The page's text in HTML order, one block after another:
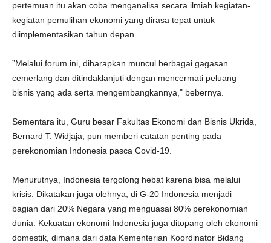
pertemuan itu akan coba menganalisa secara ilmiah kegiatan-
kegiatan pemulihan ekonomi yang dirasa tepat untuk
diimplementasikan tahun depan.
”Melalui forum ini, diharapkan muncul berbagai gagasan
cemerlang dan ditindaklanjuti dengan mencermati peluang
bisnis yang ada serta mengembangkannya," bebernya.
Sementara itu, Guru besar Fakultas Ekonomi dan Bisnis Ukrida,
Bernard T. Widjaja, pun memberi catatan penting pada
perekonomian Indonesia pasca Covid-19.
Menurutnya, Indonesia tergolong hebat karena bisa melalui
krisis. Dikatakan juga olehnya, di G-20 Indonesia menjadi
bagian dari 20% Negara yang menguasai 80% perekonomian
dunia. Kekuatan ekonomi Indonesia juga ditopang oleh ekonomi
domestik, dimana dari data Kementerian Koordinator Bidang